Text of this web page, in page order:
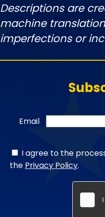
Descriptions are
machine
imperfections or
Email
I agree to the
the Privacy Policy.